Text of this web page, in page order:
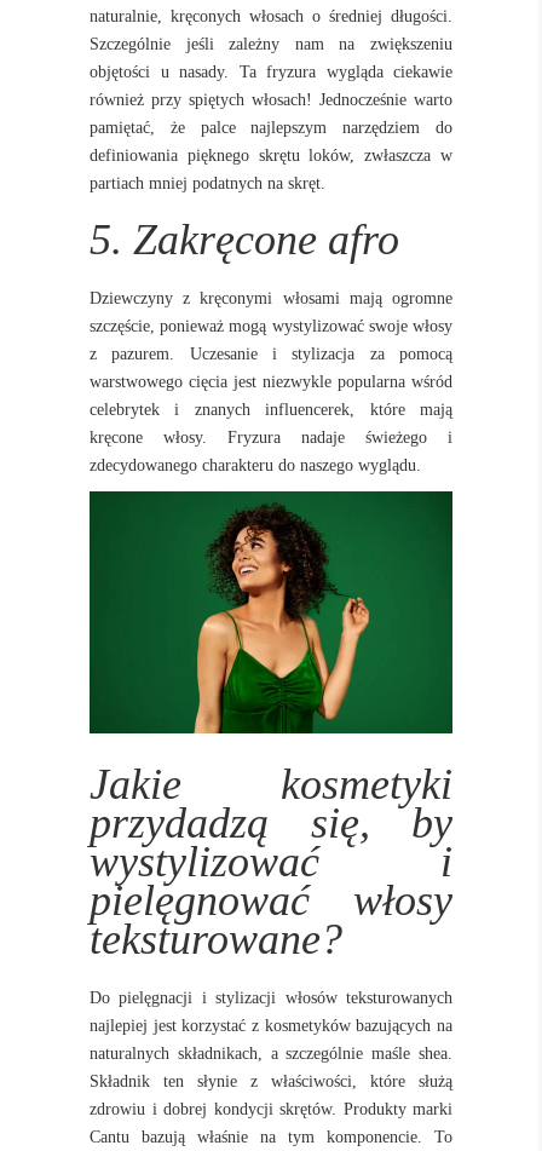
naturalnie, kręconych włosach o średniej długości.
Szczególnie jeśli zależny nam na zwiększeniu
objętości u nasady. Ta fryzura wygląda ciekawie
również przy spiętych włosach! Jednocześnie warto
pamiętać, że palce najlepszym narzędziem do
definiowania pięknego skrętu loków, zwłaszcza w
partiach mniej podatnych na skręt.
5. Zakręcone afro
Dziewczyny z kręconymi włosami mają ogromne
szczęście, ponieważ mogą wystylizować swoje włosy
z pazurem. Uczesanie i stylizacja za pomocą
warstwowego cięcia jest niezwykle popularna wśród
celebrytek i znanych influencerek, które mają
kręcone włosy. Fryzura nadaje świeżego i
zdecydowanego charakteru do naszego wyglądu.
Jakie kosmetyki
przydadzą się, by
wystylizować i
pielęgnować włosy
teksturowane?
Do pielęgnacji i stylizacji włosów teksturowanych
najlepiej jest korzystać z kosmetyków bazujących na
naturalnych składnikach, a szczególnie maśle shea.
Składnik ten słynie z właściwości, które służą
zdrowiu i dobrej kondycji skrętów. Produkty marki
Cantu bazują właśnie na tym komponencie. To